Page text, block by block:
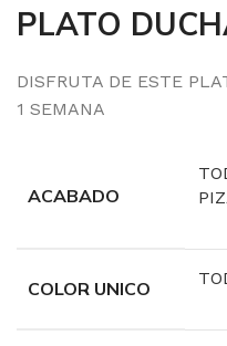
PLATO
DISFRUTA DE ESTE
1 SEMANA
ACABADO
COLOR UNICO